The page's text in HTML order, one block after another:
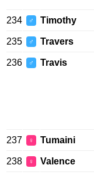
234 ♂ Timothy
235 ♂ Travers
236 ♂ Travis
237 ♀ Tumaini
238 ♀ Valence